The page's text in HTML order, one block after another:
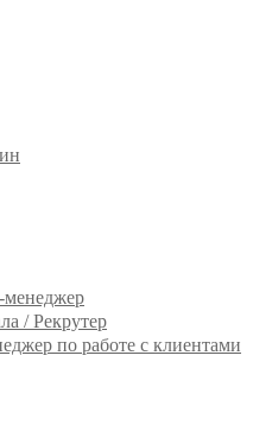
/ Рекрутер
по работе с клиентами